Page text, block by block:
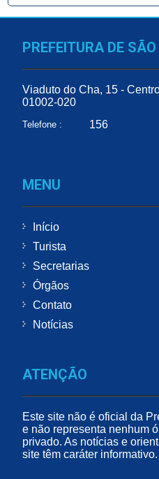
PREFEITURA DE
Viaduto do Cha, 15 -
01002-020
Telefone : 156
MENU
Início
Turista
Secretarias
Órgãos
Contato
Notícias
ATENÇÃO
Este site não é oficial da
e não representa nenhum
privado. As notícias e
site têm caráter informativo.